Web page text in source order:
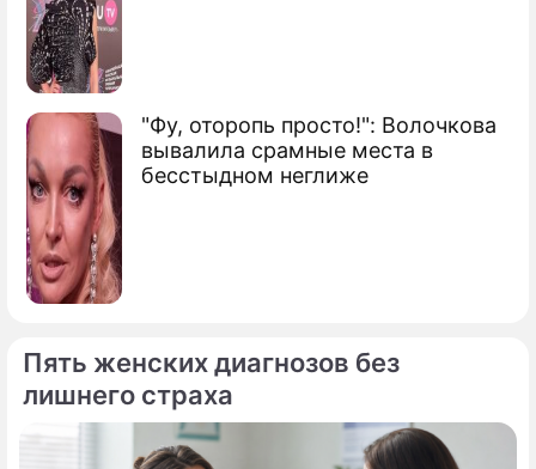
"Фу, оторопь просто!": Волочкова
вывалила срамные места в
бесстыдном неглиже
Пять женских диагнозов без
лишнего страха